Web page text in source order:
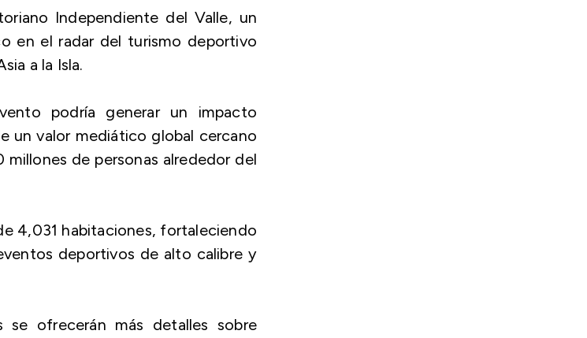
Independiente del Valle, un
en el radar del turismo deportivo
a la Isla.
podría generar un impacto
un valor mediático global cercano
de personas alrededor del
4,031 habitaciones, fortaleciendo
deportivos de alto calibre y
se ofrecerán más detalles sobre